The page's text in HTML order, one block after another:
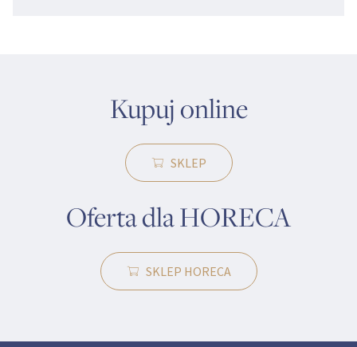
Kupuj online
SKLEP
Oferta dla HORECA
SKLEP HORECA